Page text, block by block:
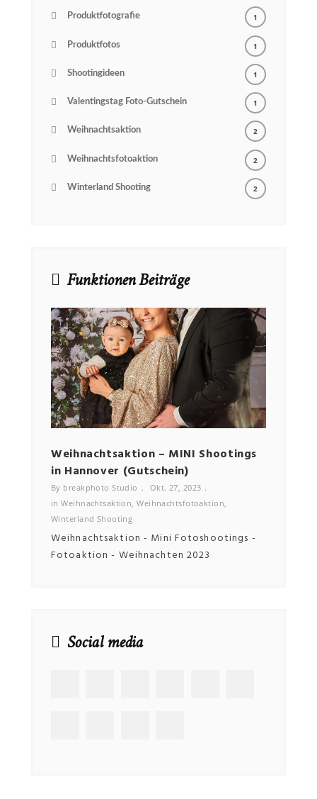
Produktfotografie 1
Produktfotos 1
Shootingideen 1
Valentingstag Foto-Gutschein 1
Weihnachtsaktion 2
Weihnachtsfotoaktion 2
Winterland Shooting 2
Funktionen Beiträge
Weihnachtsaktion – MINI Shootings
in Hannover (Gutschein)
By breakphoto Studio
Okt. 27, 2023
inWeihnachtsaktion,Weihnachtsfotoaktion,
Winterland Shooting
Weihnachtsaktion - Mini Fotoshootings -
Fotoaktion - Weihnachten 2023
Social media
NEWSLETTER
Email